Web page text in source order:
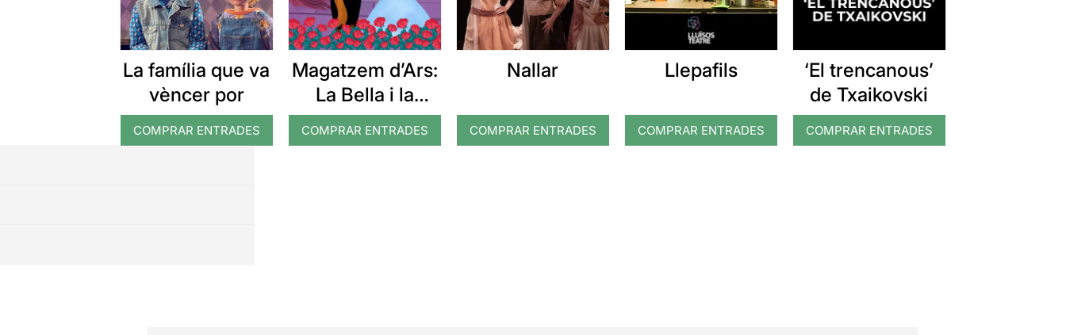
La família que va
vèncer por
COMPRAR ENTRADES
Magatzem d’Ars:
La Bella i la
Bèstia
COMPRAR ENTRADES
Nallar
COMPRAR ENTRADES
Llepafils
COMPRAR ENTRADES
‘El trencanous’
de Txaikovski
COMPRAR ENTRADES